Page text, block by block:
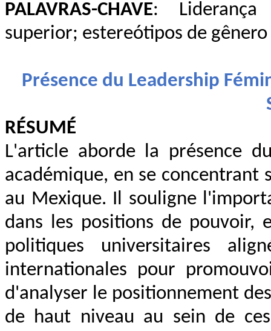
PALAVRAS-CHAVE: Liderança
superior; estereótipos de gênero
Présence du Leadership
RÉSUMÉ
L'article aborde la présence
académique, en se concentrant
au Mexique. Il souligne
dans les positions de
politiques universitaires
internationales pour
d'analyser le positionnement
de haut niveau au sein de